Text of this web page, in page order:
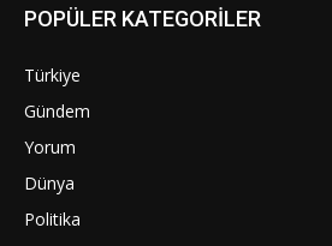
POPÜLER KATEGORİLER
Türkiye
Gündem
Yorum
Dünya
Politika